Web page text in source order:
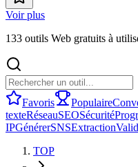
Voir plus
133 outils Web gratuits à
Favoris Populaire
texteRéseauSEOSécurité
IPGénérerSNSExtraction
TOP